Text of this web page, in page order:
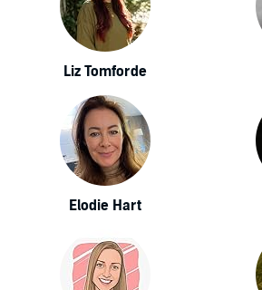
Liz Tomforde
Elodie Hart